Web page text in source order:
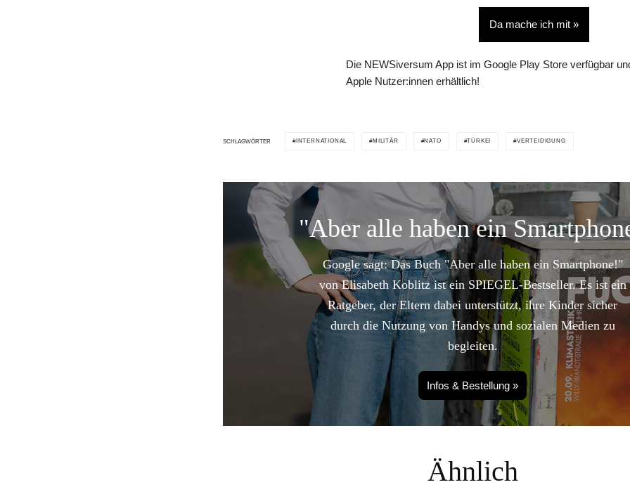
Da mache ich mit »
Die NEWSiversum App ist im Google Play Store verfügbar
Apple Nutzer:innen erhältlich!
SCHLAGWÖRTER INTERNATIONAL MILITÄR NATO TÜRKEI VERTEIDIGUNG
"Aber alle haben ein
Google sagt: Das Buch "Aber alle haben ein Smartphone!"
von Elisabeth Koblitz ist ein SPIEGEL-Bestseller. Es ist ein
Ratgeber, der Eltern dabei unterstützt, ihre Kinder sicher
durch die Nutzung von Handys und sozialen Medien zu
begleiten.
Infos & Bestellung »
Ähnlich